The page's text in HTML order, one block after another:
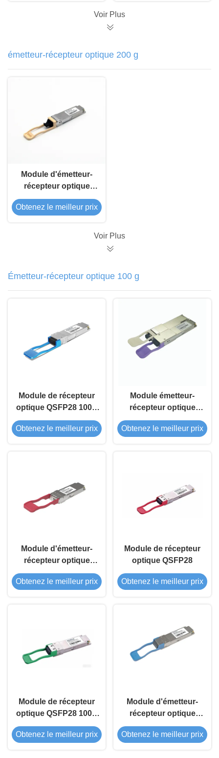
Voir Plus
émetteur-récepteur optique 200 g
Module d'émetteur-
récepteur optique
QSFP56 200G SR4
850nm 100M
Obtenez le meilleur prix
Voir Plus
Émetteur-récepteur optique 100 g
Module de récepteur
optique QSFP28 100G
LR4 10Km
Obtenez le meilleur prix
Module émetteur-
récepteur optique
QSFP28 100G ZR4
BIDI 80Km
Obtenez le meilleur prix
Module d'émetteur-
récepteur optique
QSFP28 100G LR1
BIDI 20Km
Obtenez le meilleur prix
Module de récepteur
optique QSFP28
Obtenez le meilleur prix
Module de récepteur
optique QSFP28 100G
FR1
Obtenez le meilleur prix
Module d'émetteur-
récepteur optique
QSFP28 100G ER1
BIDI de 40 km
Obtenez le meilleur prix